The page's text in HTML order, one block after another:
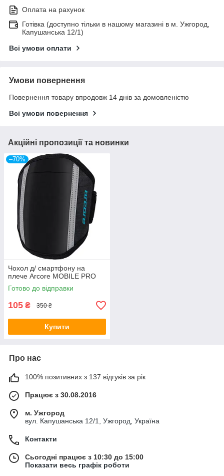
Оплата на рахунок
Готівка (доступно тільки в нашому магазині в м. Ужгород,
Капушанська 12/1)
Всі умови оплати
Умови повернення
Повернення товару впродовж 14 днів за домовленістю
Всі умови повернення
Акційні пропозиції та новинки
–70%
Чохол д/ смартфону на
плече Arcore MOBILE PRO
Готово до відправки
105 ₴ 350 ₴
Купити
Про нас
100% позитивних з 137 відгуків за рік
Працює з 30.08.2016
м. Ужгород
вул. Капушанська 12/1, Ужгород, Україна
Контакти
Сьогодні працює з 10:30 до 15:00
Показати весь графік роботи